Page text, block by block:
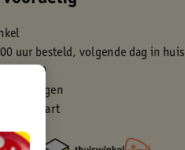
uur besteld, volgende dag in huis
50.00
30 dagen
kaart